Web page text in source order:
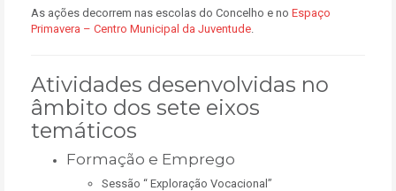
As ações decorrem nas escolas do Concelho e no Espaço
Primavera – Centro Municipal da Juventude.
Atividades desenvolvidas no
âmbito dos sete eixos
temáticos
Formação e Emprego
Sessão “ Exploração Vocacional”